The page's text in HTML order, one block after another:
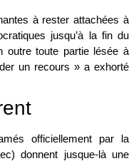
à rester attachées à
jusqu’à la fin du
outre toute partie lésée à
un recours » a exhorté
officiellement par la
donnent jusque-là une